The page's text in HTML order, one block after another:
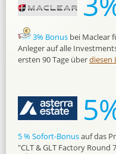
3% Bonus bei Maclear
Anleger auf alle
ersten 90 Tage überdiesen
5 % Sofort-Bonusauf das
"CLT & GLT Factory Round